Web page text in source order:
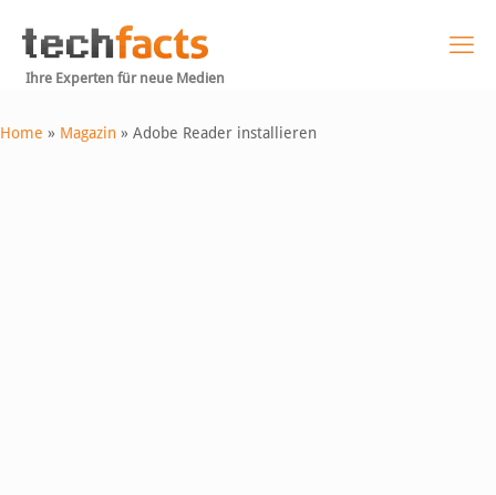
Ihre Experten für neue Medien
Home » Magazin » Adobe Reader installieren